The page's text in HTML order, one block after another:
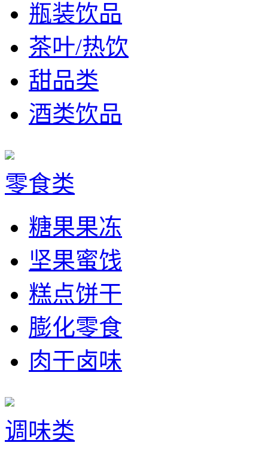
瓶装饮品
茶叶/热饮
甜品类
酒类饮品
零食类
糖果果冻
坚果蜜饯
糕点饼干
膨化零食
肉干卤味
调味类